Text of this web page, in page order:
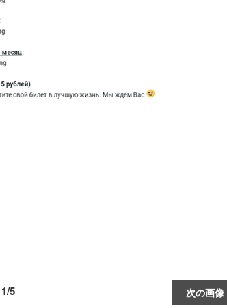
次の画像
1/5